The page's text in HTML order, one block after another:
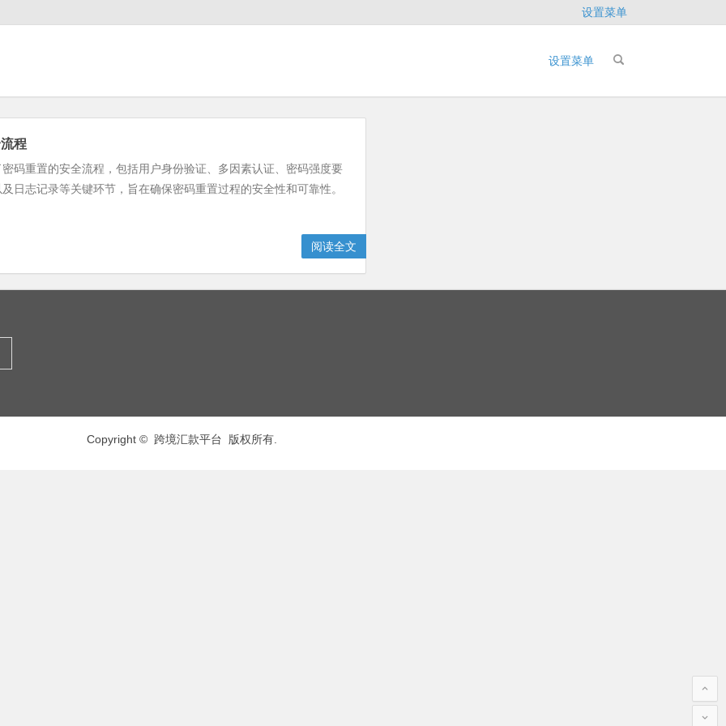
设置菜单
设置菜单
程
码重置的安全流程，包括用户身份验证、多因素认证、密码强度要
日志记录等关键环节，旨在确保密码重置过程的安全性和可靠性。
阅读全文
Copyright © 跨境汇款平台 版权所有.